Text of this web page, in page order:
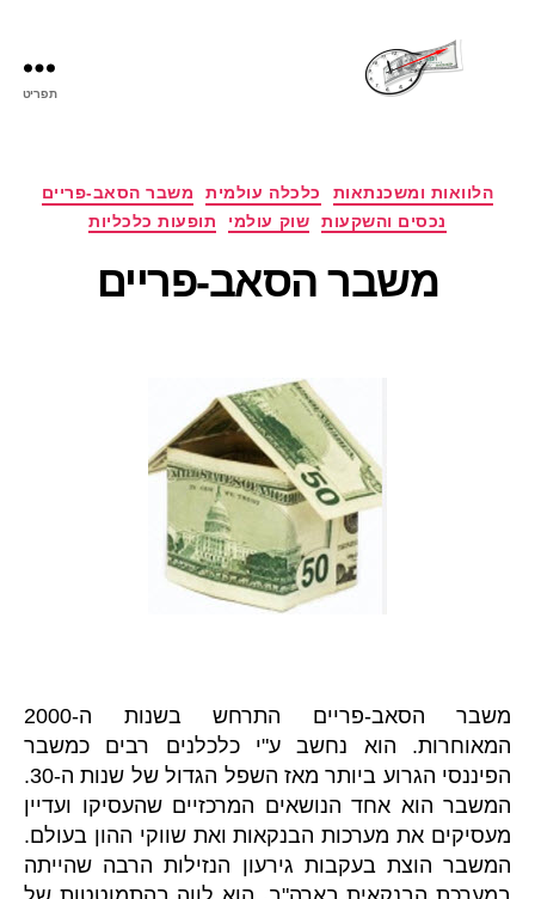
תפריט
קטגוריות הלוואות ומשכנתאות כלכלה עולמית
משבר הסאב-פריים
נכסים והשקעות
שוק עולמי תופעות כלכליות
משבר הסאב-פריים
משבר הסאב-פריים התרחש בשנות ה-2000
המאוחרות. הוא נחשב ע"י כלכלנים רבים כמשבר
הפיננסי הגרוע ביותר מאז השפל הגדול של שנות ה-30.
המשבר הוא אחד הנושאים המרכזיים שהעסיקו ועדיין
מעסיקים את מערכות הבנקאות ואת שווקי ההון בעולם.
המשבר הוצת בעקבות גירעון הנזילות הרבה שהייתה